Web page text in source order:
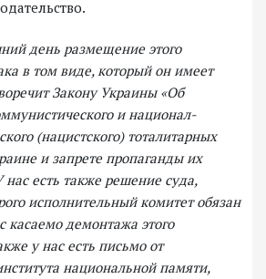
день размещение этого
в том виде, который он имеет
Закону Украины «Об
и национал-
(нацистского) тоталитарных
и запрете пропаганды их
нас есть также решение суда,
исполнительный комитет обязан
касаемо демонтажа этого
у нас есть письмо от
национальной памяти,